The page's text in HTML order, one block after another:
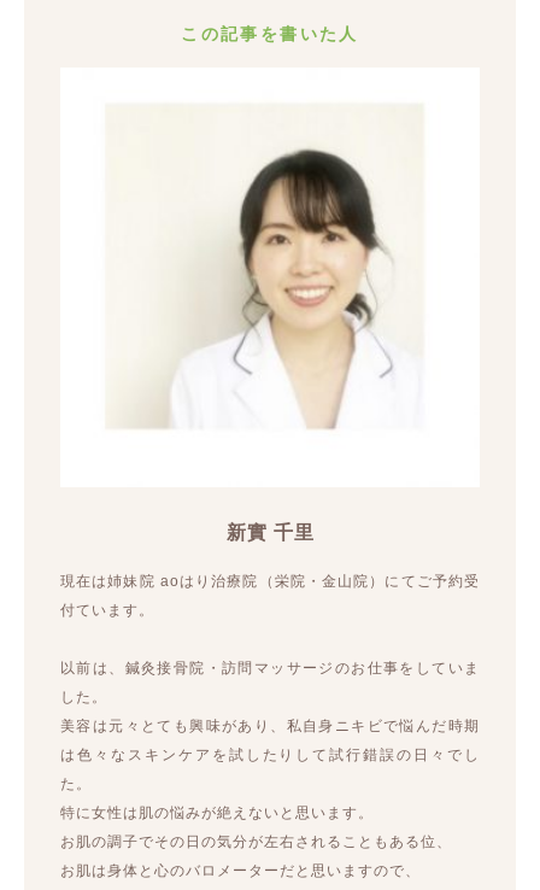
この記事を書いた人
新實 千里
現在は姉妹院 aoはり治療院（栄院・金山院）にてご予約受
付ています。
以前は、鍼灸接骨院・訪問マッサージのお仕事をしていま
した。
美容は元々とても興味があり、私自身ニキビで悩んだ時期
は色々なスキンケアを試したりして試行錯誤の日々でし
た。
特に女性は肌の悩みが絶えないと思います。
お肌の調子でその日の気分が左右されることもある位、
お肌は身体と心のバロメーターだと思いますので、